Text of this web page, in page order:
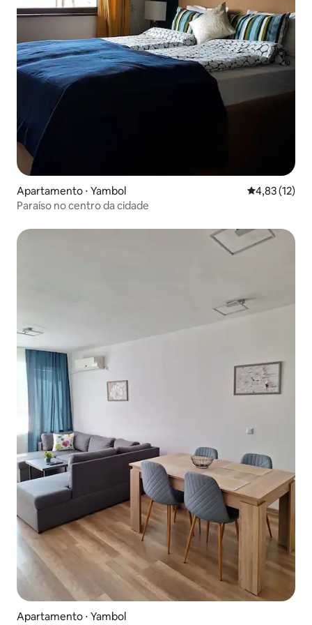
Apartamento ⋅ Yambol 4,83 de uma
4,83 (12)
Paraíso no centro da cidade
Apartamento ⋅ Yambol